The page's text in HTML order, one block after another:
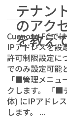
テナン
のアク
を教え
Cuenote FCで
IPアドレスを設
許可制限設定に
でのみ設定可能
「■管理メニュ
クします。 「■
体) にIPアドレ
します。 ...